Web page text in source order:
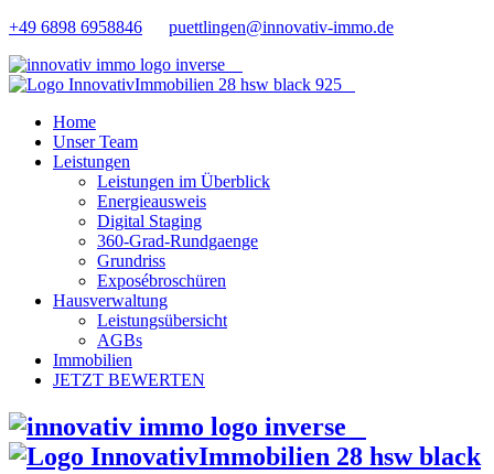
+49 6898 6958846 puettlingen@innovativ-immo.de
Home
Unser Team
Leistungen
Leistungen im Überblick
Energieausweis
Digital Staging
360-Grad-Rundgaenge
Grundriss
Exposébroschüren
Hausverwaltung
Leistungsübersicht
AGBs
Immobilien
JETZT BEWERTEN